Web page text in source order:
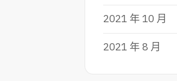
2021 年 10 月
2021 年 8 月